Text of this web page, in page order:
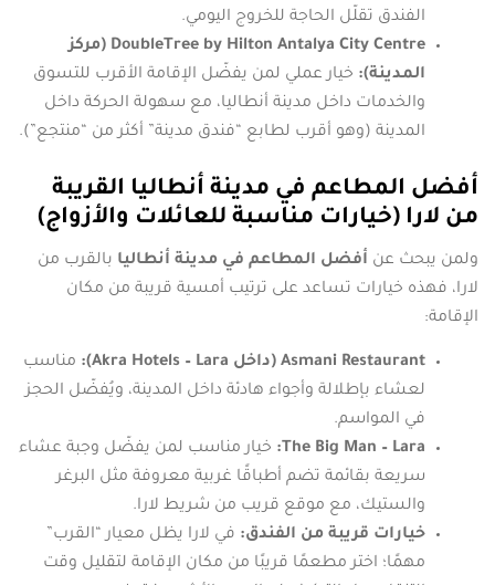
الفندق تقلّل الحاجة للخروج اليومي.
DoubleTree by Hilton Antalya City Centre (مركز
المدينة): خيار عملي لمن يفضّل الإقامة الأقرب للتسوق
والخدمات داخل مدينة أنطاليا، مع سهولة الحركة داخل
المدينة (وهو أقرب لطابع “فندق مدينة” أكثر من “منتجع”).
أفضل المطاعم في مدينة أنطاليا القريبة
من لارا (خيارات مناسبة للعائلات والأزواج)
ولمن يبحث عن أفضل المطاعم في مدينة أنطاليا بالقرب من
لارا، فهذه خيارات تساعد على ترتيب أمسية قريبة من مكان
الإقامة:
Asmani Restaurant (داخل Akra Hotels – Lara):
مناسب
لعشاء بإطلالة وأجواء هادئة داخل المدينة، ويُفضّل الحجز
في المواسم.
The Big Man – Lara:
خيار مناسب لمن يفضّل وجبة عشاء
سريعة بقائمة تضم أطباقًا غربية معروفة مثل البرغر
والستيك، مع موقع قريب من شريط لارا.
خيارات قريبة من الفندق: في لارا يظل معيار “القرب”
مهمًا؛ اختر مطعمًا قريبًا من مكان الإقامة لتقليل وقت